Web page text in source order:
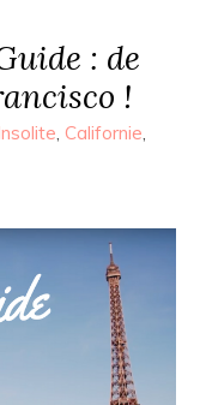
: de
!
, Californie,